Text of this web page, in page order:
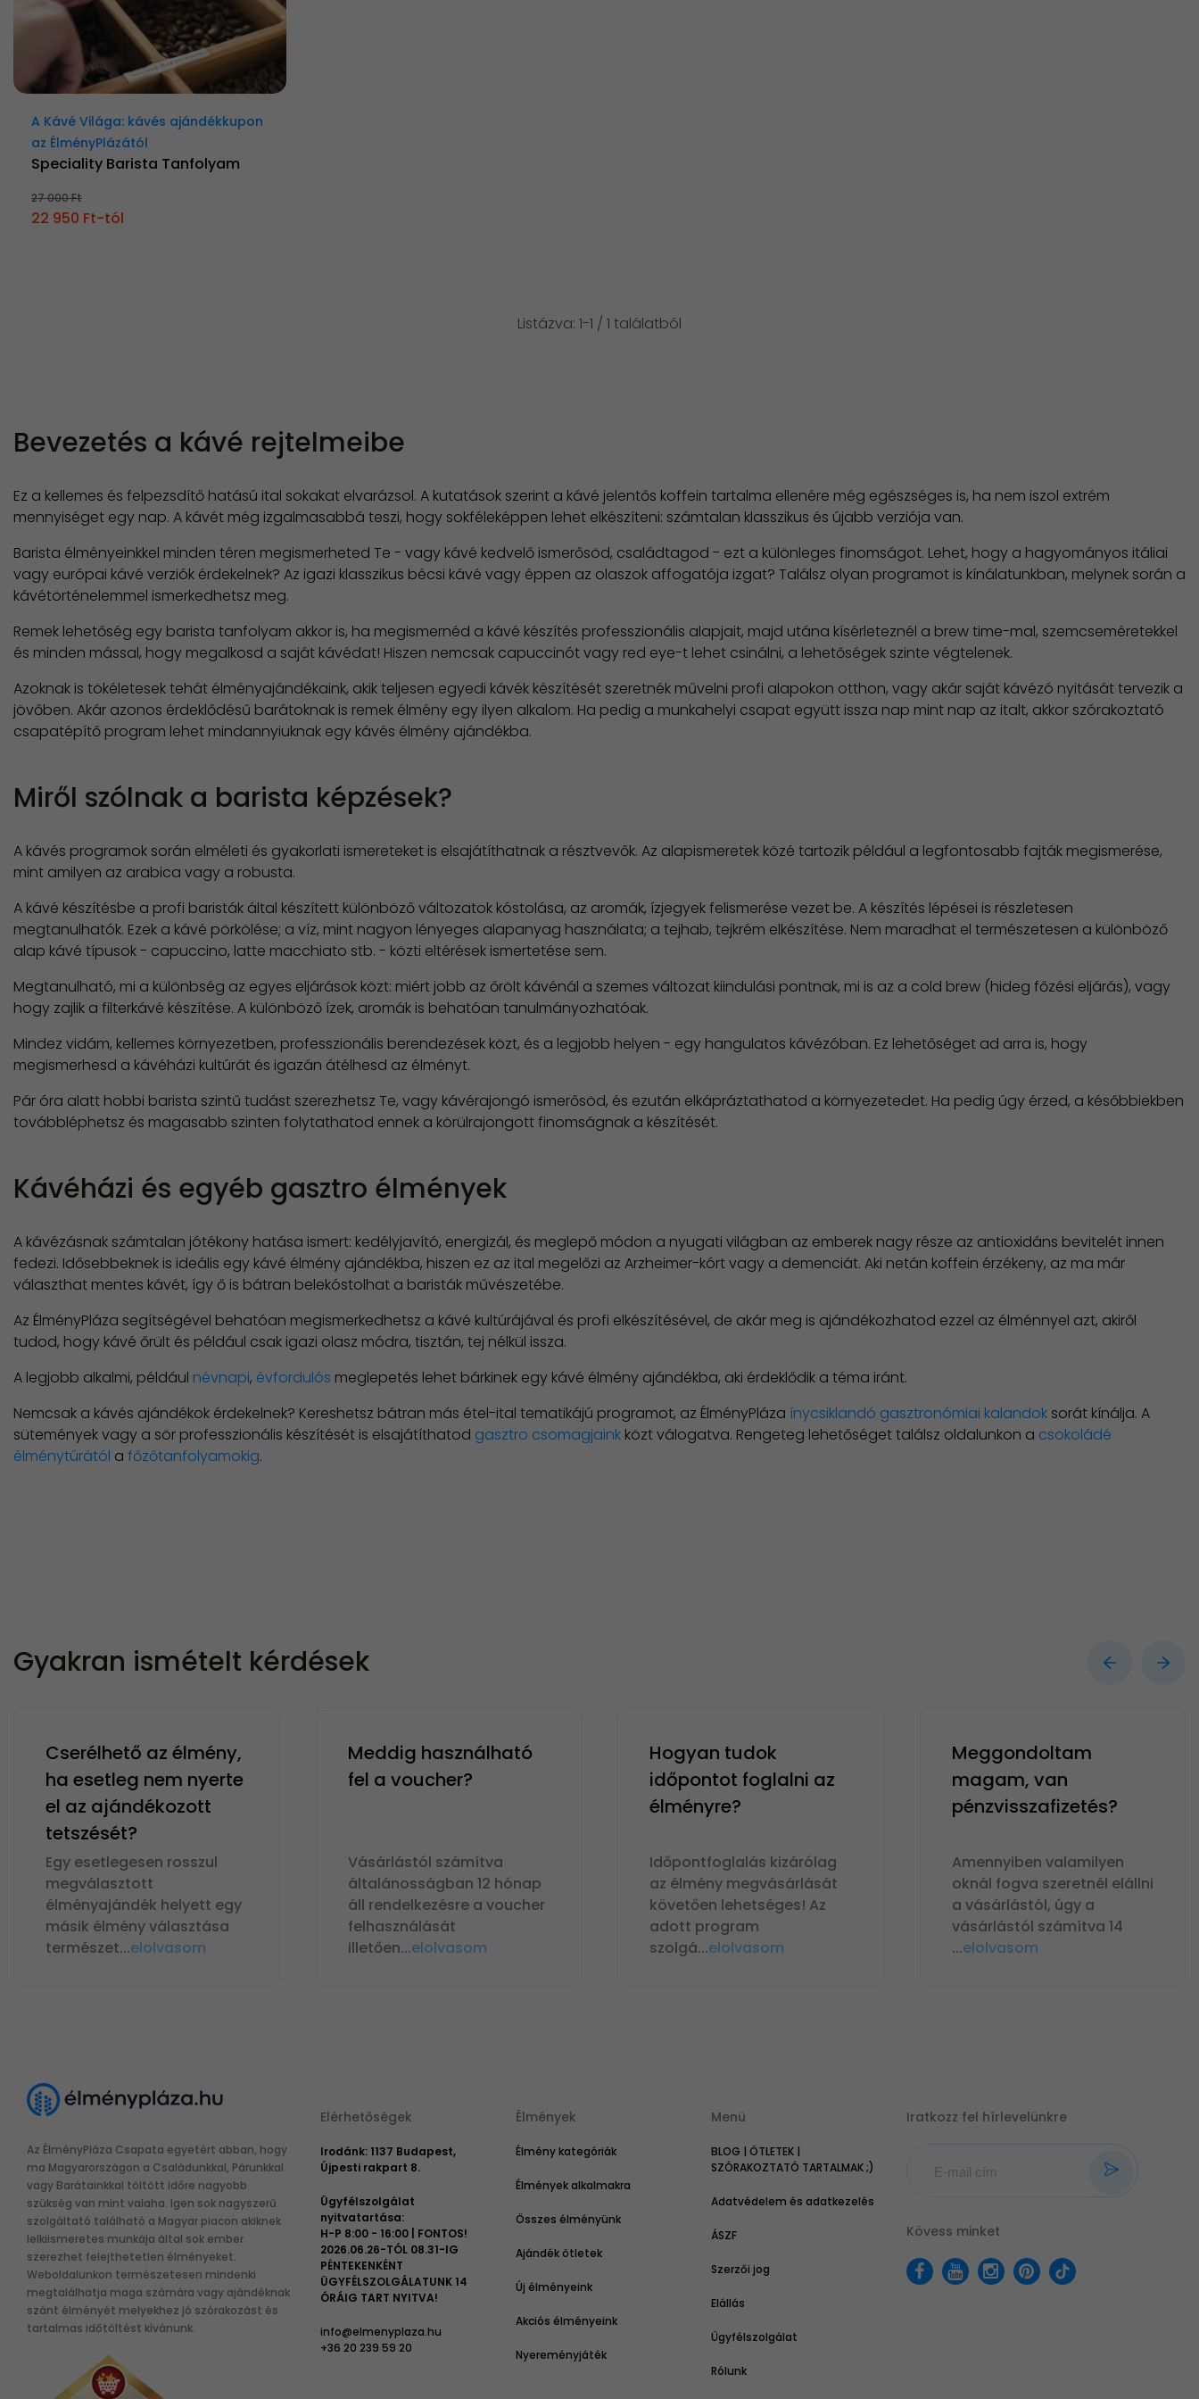
A Kávé Világa: kávés ajándékkupon
az ÉlményPlázától
Speciality Barista Tanfolyam
27 000 Ft
22 950 Ft-tól
Listázva: 1-1 / 1 találatból
Bevezetés a kávé rejtelmeibe
Ez a kellemes és felpezsdítő hatású ital sokakat elvarázsol. A kutatások szerint a kávé jelentős koffein tartalma ellenére még egészséges is, ha nem iszol extrém
mennyiséget egy nap. A kávét még izgalmasabbá teszi, hogy sokféleképpen lehet elkészíteni: számtalan klasszikus és újabb verziója van.
Barista élményeinkkel minden téren megismerheted Te - vagy kávé kedvelő ismerősöd, családtagod - ezt a különleges finomságot. Lehet, hogy a hagyományos itáliai
vagy európai kávé verziók érdekelnek? Az igazi klasszikus bécsi kávé vagy éppen az olaszok affogatója izgat? Találsz olyan programot is kínálatunkban, melynek során a
kávétörténelemmel ismerkedhetsz meg.
Remek lehetőség egy barista tanfolyam akkor is, ha megismernéd a kávé készítés professzionális alapjait, majd utána kísérleteznél a brew time-mal, szemcseméretekkel
és minden mással, hogy megalkosd a saját kávédat! Hiszen nemcsak capuccinót vagy red eye-t lehet csinálni, a lehetőségek szinte végtelenek.
Azoknak is tökéletesek tehát élményajándékaink, akik teljesen egyedi kávék készítését szeretnék művelni profi alapokon otthon, vagy akár saját kávézó nyitását tervezik a
jövőben. Akár azonos érdeklődésű barátoknak is remek élmény egy ilyen alkalom. Ha pedig a munkahelyi csapat együtt issza nap mint nap az italt, akkor szórakoztató
csapatépítő program lehet mindannyiuknak egy kávés élmény ajándékba.
Miről szólnak a barista képzések?
A kávés programok során elméleti és gyakorlati ismereteket is elsajátíthatnak a résztvevők. Az alapismeretek közé tartozik például a legfontosabb fajták megismerése,
mint amilyen az arabica vagy a robusta.
A kávé készítésbe a profi baristák által készített különböző változatok kóstolása, az aromák, ízjegyek felismerése vezet be. A készítés lépései is részletesen
megtanulhatók. Ezek a kávé pörkölése; a víz, mint nagyon lényeges alapanyag használata; a tejhab, tejkrém elkészítése. Nem maradhat el természetesen a különböző
alap kávé típusok - capuccino, latte macchiato stb. - közti eltérések ismertetése sem.
Megtanulható, mi a különbség az egyes eljárások közt: miért jobb az őrölt kávénál a szemes változat kiindulási pontnak, mi is az a cold brew (hideg főzési eljárás), vagy
hogy zajlik a filterkávé készítése. A különböző ízek, aromák is behatóan tanulmányozhatóak.
Mindez vidám, kellemes környezetben, professzionális berendezések közt, és a legjobb helyen - egy hangulatos kávézóban. Ez lehetőséget ad arra is, hogy
megismerhesd a kávéházi kultúrát és igazán átélhesd az élményt.
Pár óra alatt hobbi barista szintű tudást szerezhetsz Te, vagy kávérajongó ismerősöd, és ezután elkápráztathatod a környezetedet. Ha pedig úgy érzed, a későbbiekben
továbbléphetsz és magasabb szinten folytathatod ennek a körülrajongott finomságnak a készítését.
Kávéházi és egyéb gasztro élmények
A kávézásnak számtalan jótékony hatása ismert: kedélyjavító, energizál, és meglepő módon a nyugati világban az emberek nagy része az antioxidáns bevitelét innen
fedezi. Idősebbeknek is ideális egy kávé élmény ajándékba, hiszen ez az ital megelőzi az Arzheimer-kórt vagy a demenciát. Aki netán koffein érzékeny, az ma már
választhat mentes kávét, így ő is bátran belekóstolhat a baristák művészetébe.
Az ÉlményPláza segítségével behatóan megismerkedhetsz a kávé kultúrájával és profi elkészítésével, de akár meg is ajándékozhatod ezzel az élménnyel azt, akiről
tudod, hogy kávé őrült és például csak igazi olasz módra, tisztán, tej nélkül issza.
A legjobb alkalmi, például névnapi, évfordulós meglepetés lehet bárkinek egy kávé élmény ajándékba, aki érdeklődik a téma iránt.
Nemcsak a kávés ajándékok érdekelnek? Kereshetsz bátran más étel-ital tematikájú programot, az ÉlményPláza ínycsiklandó gasztronómiai kalandok sorát kínálja. A
sütemények vagy a sör professzionális készítését is elsajátíthatod gasztro csomagjaink közt válogatva. Rengeteg lehetőséget találsz oldalunkon a csokoládé
élménytúrától a főzőtanfolyamokig.
Gyakran ismételt kérdések
Cserélhető az élmény,
ha esetleg nem nyerte
el az ajándékozott
tetszését?
Egy esetlegesen rosszul
megválasztott
élményajándék helyett egy
másik élmény választása
természet...elolvasom
Meddig használható
fel a voucher?
Vásárlástól számítva
általánosságban 12 hónap
áll rendelkezésre a voucher
felhasználását
illetően...elolvasom
Hogyan tudok
időpontot foglalni az
élményre?
Időpontfoglalás kizárólag
az élmény megvásárlását
követően lehetséges! Az
adott program
szolgá...elolvasom
Meggondoltam
magam, van
pénzvisszafizetés?
Amennyiben valamilyen
oknál fogva szeretnél elállni
a vásárlástól, úgy a
vásárlástól számítva 14
...elolvasom
Az ÉlményPláza Csapata egyetért abban, hogy
ma Magyarországon a Családunkkal, Párunkkal
vagy Barátainkkal töltött időre nagyobb
szükség van mint valaha. Igen sok nagyszerű
szolgáltató található a Magyar piacon akiknek
lelkiismeretes munkája által sok ember
szerezhet felejthetetlen élményeket.
Weboldalunkon természetesen mindenki
megtalálhatja maga számára vagy ajándéknak
szánt élményét melyekhez jó szórakozást és
tartalmas időtöltést kívánunk.
Elérhetőségek
Irodánk: 1137 Budapest,
Újpesti rakpart 8.
Ügyfélszolgálat
nyitvatartása:
H-P 8:00 - 16:00 | FONTOS!
2026.06.26-TÓL 08.31-IG
PÉNTEKENKÉNT
ÜGYFÉLSZOLGÁLATUNK 14
ÓRÁIG TART NYITVA!
info@elmenyplaza.hu
+36 20 239 59 20
Élmények
Élmény kategóriák
Élmények alkalmakra
Összes élményünk
Ajándék ötletek
Új élményeink
Akciós élményeink
Nyereményjáték
Menü
BLOG | ÖTLETEK |
SZÓRAKOZTATÓ TARTALMAK ;)
Adatvédelem és adatkezelés
ÁSZF
Szerzői jog
Elállás
Ügyfélszolgálat
Rólunk
Iratkozz fel hírlevelünkre
Kövess minket